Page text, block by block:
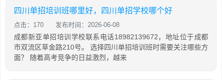
四川单招培训班哪里好，四川单招学校哪个好
点击：170 发布时间：2026-06-08
成都新亚单招培训学校联系电话18982139672，地址位于成都
市双流区草金路210号。 选择四川单招培训班时需要关注哪些方
面？ 随着高考竞争的日益激烈，越来